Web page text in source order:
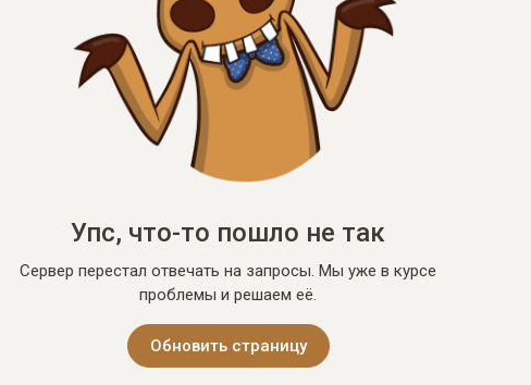
Упс, что-то пошло не так
Сервер перестал отвечать на запросы. Мы уже в курсе
проблемы и решаем её.
Обновить страницу